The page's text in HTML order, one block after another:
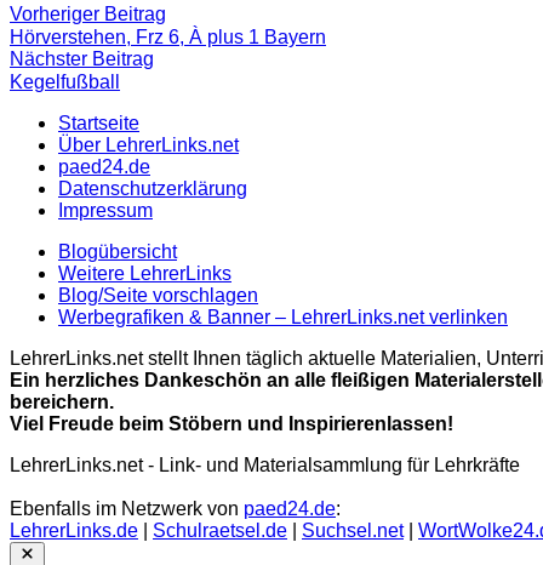
Beitragsnavigation
Vorheriger Beitrag
Beitrag:
Hörverstehen, Frz 6, À plus 1 Bayern
Nächster Beitrag
Kegelfußball
Startseite
Über LehrerLinks.net
paed24.de
Datenschutzerklärung
Impressum
Blogübersicht
Weitere LehrerLinks
Blog/Seite vorschlagen
Werbegrafiken & Banner – LehrerLinks.net verlinken
LehrerLinks.net stellt Ihnen täglich aktuelle Materialien,
Ein herzliches Dankeschön an alle fleißigen
bereichern.
Viel Freude beim Stöbern und Inspirierenlassen!
LehrerLinks.net - Link- und Materialsammlung für Lehrkräfte
Ebenfalls im Netzwerk von paed24.de:
LehrerLinks.de
Schulraetsel.de Suchsel.net|
Close